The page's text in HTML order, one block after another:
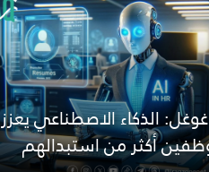
الذكاء الاصطناعي يعزز
أكثر من استبدالهم